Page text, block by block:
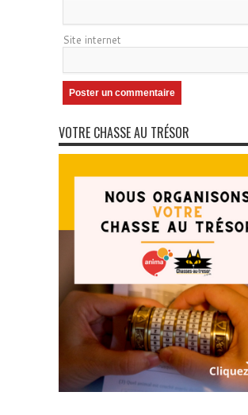
Site internet
VOTRE CHASSE AU TRÉSOR